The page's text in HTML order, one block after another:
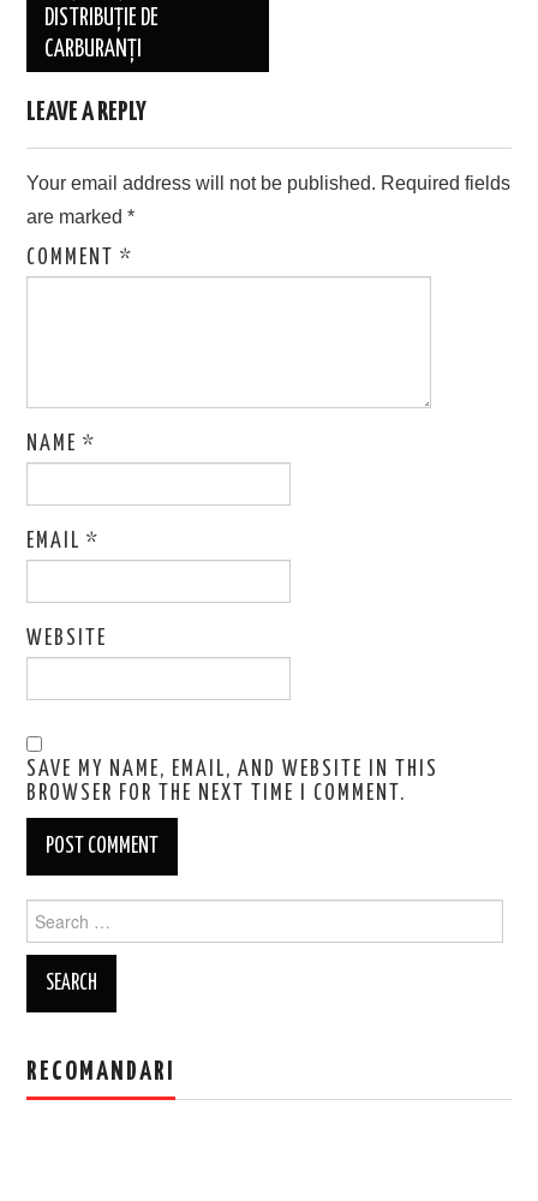
DISTRIBUȚIE DE
CARBURANȚI
LEAVE A REPLY
Your email address will not be published. Required fields
are marked*
COMMENT*
NAME*
EMAIL*
WEBSITE
SAVE MY NAME, EMAIL, AND WEBSITE IN THIS
BROWSER FOR THE NEXT TIME I COMMENT.
for:
RECOMANDARI